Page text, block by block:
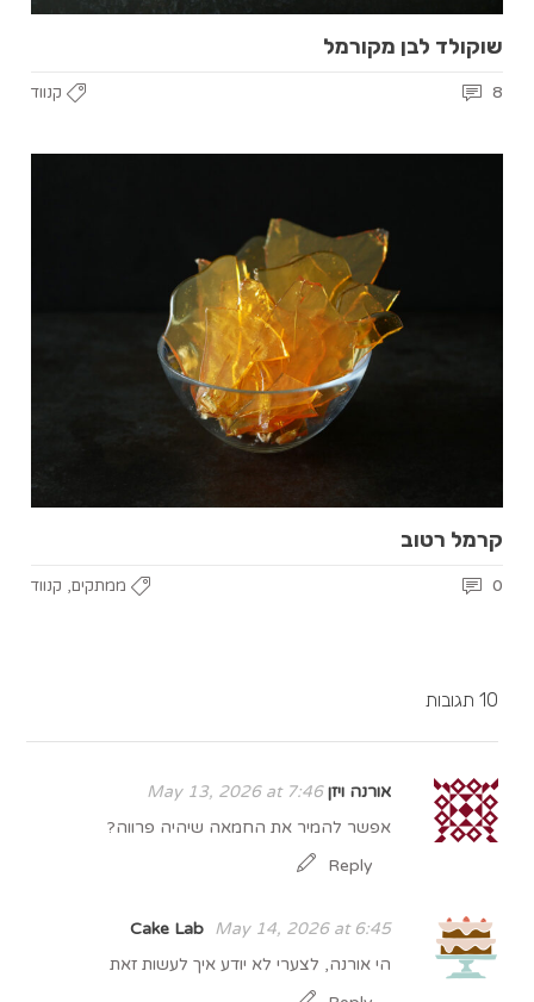
שוקולד לבן מקורמל
קנווד 8
קרמל רטוב
ממתקים, קנווד 0
10 תגובות
אורנה ויזן May 13, 2026 at 7:46
אפשר להמיר את החמאה שיהיה פרווה?
Reply
Cake Lab
May 14, 2026 at 6:45
הי אורנה, לצערי לא יודע איך לעשות זאת